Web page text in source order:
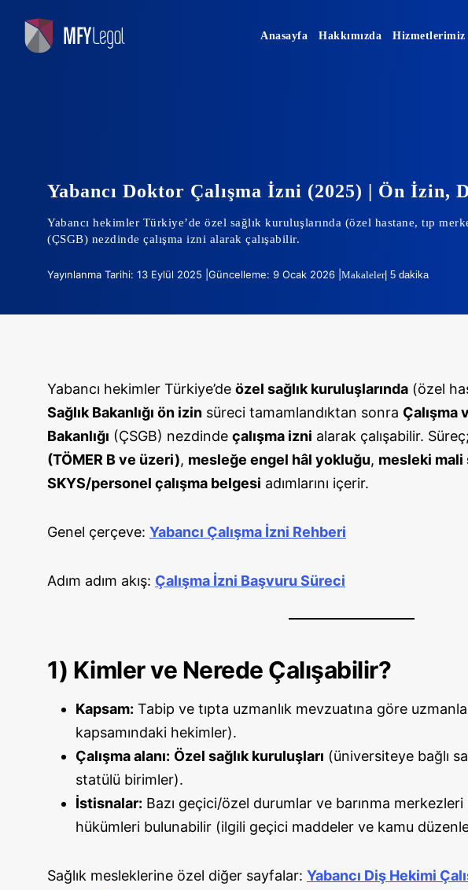
content
Anasayfa Hakkımızda Hizmetlerimiz
Yabancı Doktor Çalışma İzni (2025) | Ön İzin,
Yabancı hekimler Türkiye’de özel sağlık kuruluşlarında (özel hastane, tıp
(ÇSGB) nezdinde çalışma izni alarak çalışabilir.
Yayınlanma Tarihi: 13 Eylül 2025 | Güncelleme: 9 Ocak 2026 | Makaleler| 5 dakika
Yabancı hekimler Türkiye’de özel sağlık kuruluşlarında (özel
Sağlık Bakanlığı ön izin süreci tamamlandıktan sonra Çalışma
Bakanlığı (ÇSGB) nezdinde çalışma izni alarak çalışabilir. Süreç;
(TÖMER B ve üzeri), mesleğe engel hâl yokluğu, mesleki mali
SKYS/personel çalışma belgesi adımlarını içerir.
Genel çerçeve: Yabancı Çalışma İzni Rehberi
Adım adım akış: Çalışma İzni Başvuru Süreci
1) Kimler ve Nerede Çalışabilir?
Kapsam: Tabip ve tıpta uzmanlık mevzuatına göre
kapsamındaki hekimler).
Çalışma alanı: Özel sağlık kuruluşları (üniversiteye bağlı
statülü birimler).
İstisnalar: Bazı geçici/özel durumlar ve barınma
hükümleri bulunabilir (ilgili geçici maddeler ve kamu
Sağlık mesleklerine özel diğer sayfalar: Yabancı Diş Hekimi